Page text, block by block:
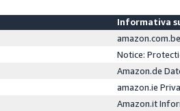
Informativa
Notice:
Amazon.de
amazon.ie
Amazon.it